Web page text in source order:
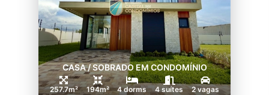
CASA / SOBRADO EM CONDOMÍNIO
257.7m² 194m² 4 dorms 4 suítes 2 vagas